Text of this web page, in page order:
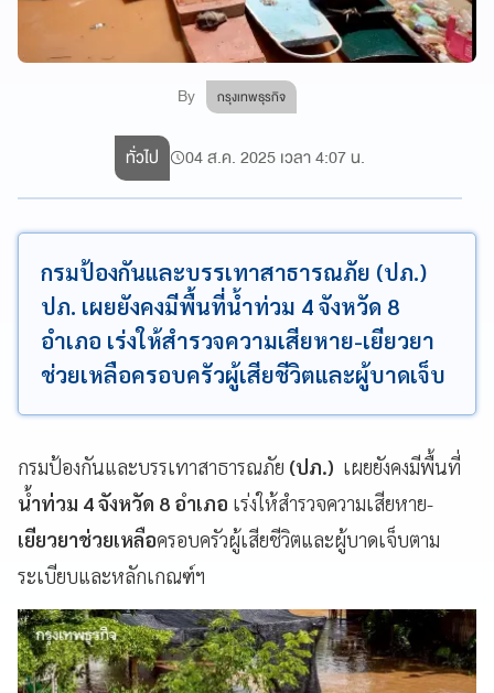
By กรุงเทพธุรกิจ
ทั่วไป 04 ส.ค. 2025 เวลา 4:07 น.
กรมป้องกันและบรรเทาสาธารณภัย (ปภ.)
ปภ. เผยยังคงมีพื้นที่น้ำท่วม 4 จังหวัด 8
อำเภอ เร่งให้สำรวจความเสียหาย-เยียวยา
ช่วยเหลือครอบครัวผู้เสียชีวิตและผู้บาดเจ็บ
กรมป้องกันและบรรเทาสาธารณภัย (ปภ.) เผยยังคงมีพื้นที่
น้ำท่วม 4 จังหวัด 8 อำเภอ เร่งให้สำรวจความเสียหาย-
เยียวยาช่วยเหลือครอบครัวผู้เสียชีวิตและผู้บาดเจ็บตาม
ระเบียบและหลักเกณฑ์ฯ